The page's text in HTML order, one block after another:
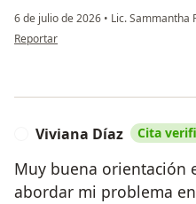
6 de julio de 2026 • Lic. Sammantha
en opinión del usuario Ricardo Díaz
Reportar
Viviana Díaz Cita
Muy buena orientación
abordar mi problema